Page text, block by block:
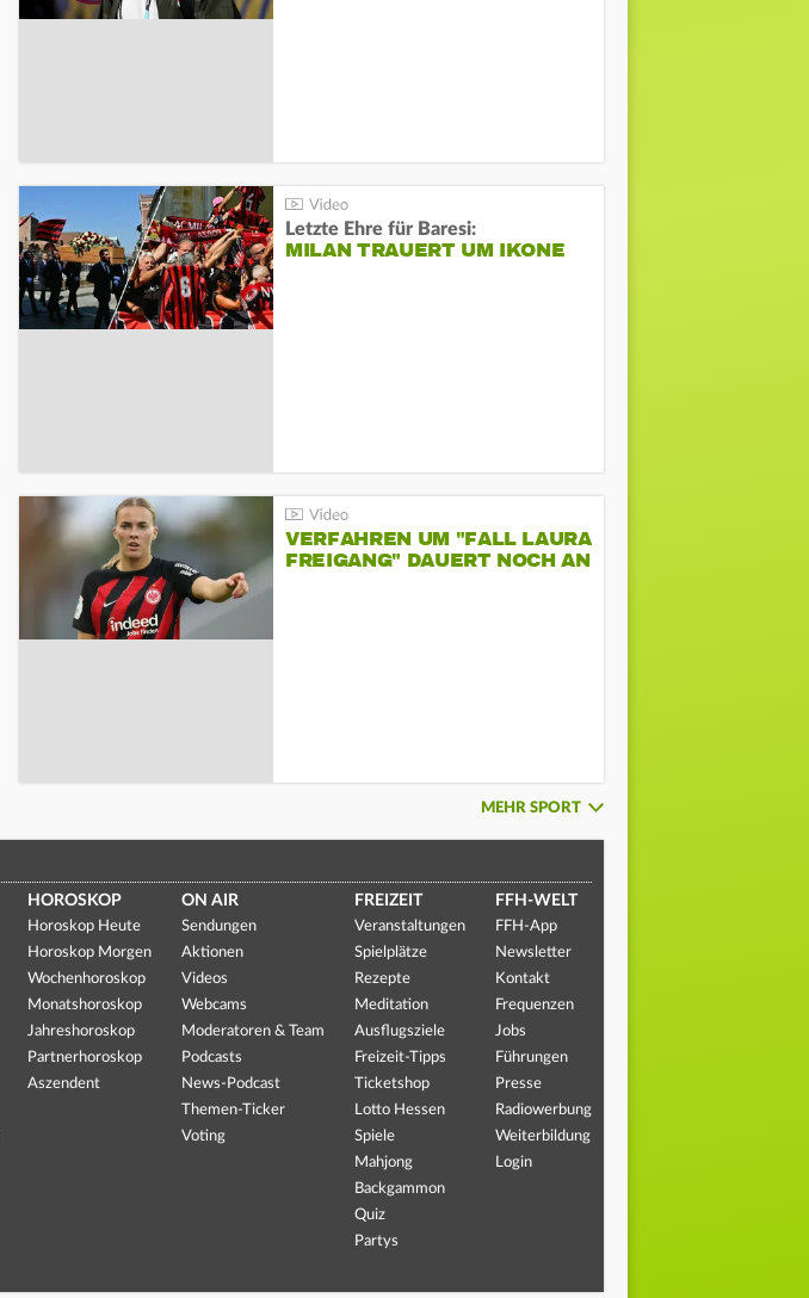
Letzte Ehre für Baresi:
MILAN TRAUERT UM IKONE
VERFAHREN UM "FALL LAURA
FREIGANG" DAUERT NOCH AN
MEHR SPORT
HOROSKOP
Horoskop Heute
Horoskop Morgen
Wochenhoroskop
Monatshoroskop
Jahreshoroskop
Partnerhoroskop
Aszendent
ON AIR
Sendungen
Aktionen
Videos
Webcams
Moderatoren & Team
Podcasts
News-Podcast
Themen-Ticker
Voting
FREIZEIT
Veranstaltungen
Spielplätze
Rezepte
Meditation
Ausflugsziele
Freizeit-Tipps
Ticketshop
Lotto Hessen
Spiele
Mahjong
Backgammon
Quiz
Partys
FFH-WELT
FFH-App
Newsletter
Kontakt
Frequenzen
Jobs
Führungen
Presse
Radiowerbung
Weiterbildung
Login